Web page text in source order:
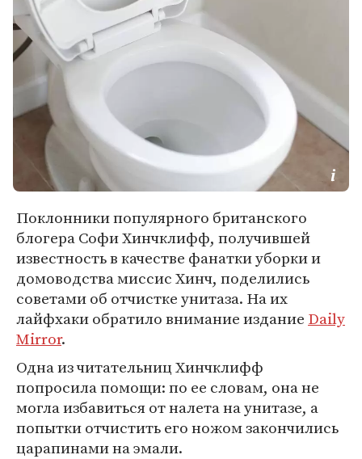
Поклонники популярного британского
блогера Софи Хинчклифф, получившей
известность в качестве фанатки уборки и
домоводства миссис Хинч, поделились
советами об отчистке унитаза. На их
лайфхаки обратило внимание издание Daily
Mirror.
Одна из читательниц Хинчклифф
попросила помощи: по ее словам, она не
могла избавиться от налета на унитазе, а
попытки отчистить его ножом закончились
царапинами на эмали.